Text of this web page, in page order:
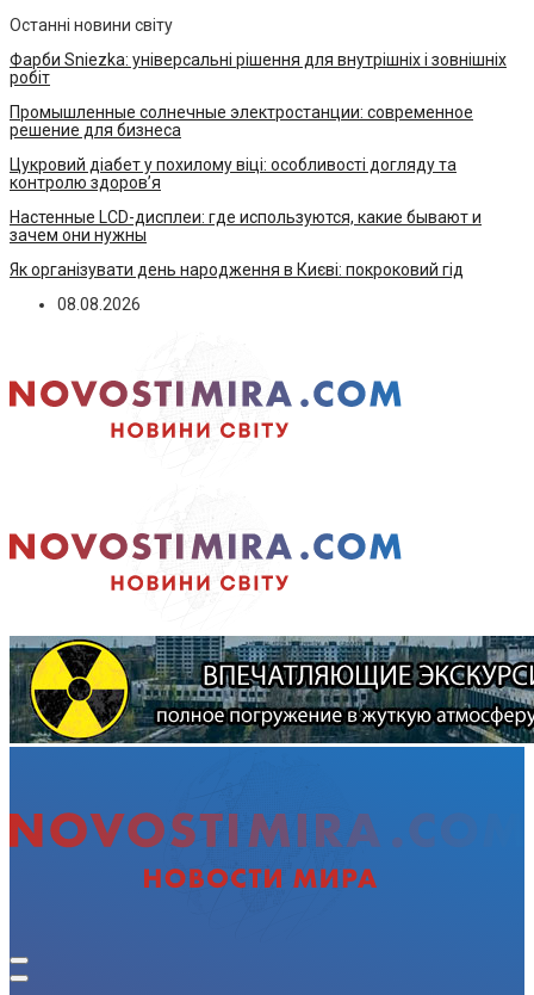
Останні новини світу
Фарби Sniezka: універсальні рішення для внутрішніх і зовнішніх
робіт
Промышленные солнечные электростанции: современное
решение для бизнеса
Цукровий діабет у похилому віці: особливості догляду та
контролю здоров’я
Настенные LCD-дисплеи: где используются, какие бывают и
зачем они нужны
Як організувати день народження в Києві: покроковий гід
08.08.2026